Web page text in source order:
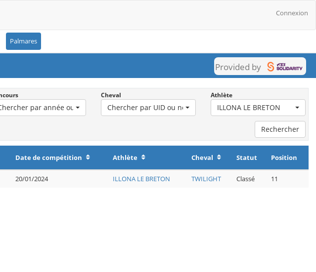
Connexion
Palmares
Provided by
par année ou désignation
Cheval
Chercher par UID ou nom d'usage
Athlète
ILLONA LE BRETON
Rechercher
Date de compétition Athlète Cheval Statut Position
20/01/2024 ILLONA LE BRETON TWILIGHT Classé 11